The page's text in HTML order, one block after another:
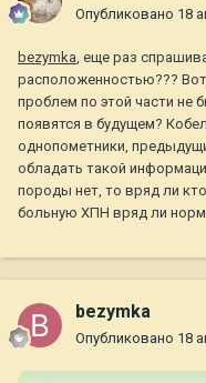
Опубликовано 18
bezymka, еще раз
расположенностью??? Вот
проблем по этой части не
появятся в будущем?
однопометники,
обладать такой
породы нет, то вряд ли
больную ХПН вряд ли
bezymka
Опубликовано 18